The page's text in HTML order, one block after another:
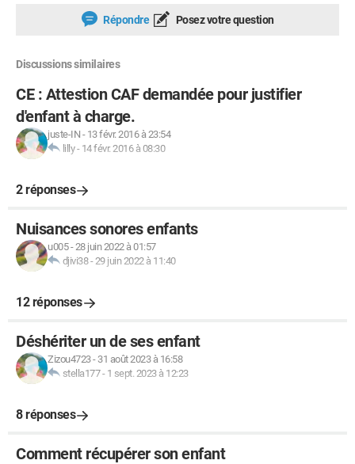
Répondre Posez votre question
Discussions similaires
CE : Attestion CAF demandée pour justifier
d'enfant à charge.
juste-IN - 13 févr. 2016 à 23:54
lilly- 14 févr. 2016 à 08:30
2 réponses
Nuisances sonores enfants
u005-28 juin 2022 à 01:57
djivi38-29 juin 2022 à 11:40
12 réponses
Déshériter un de ses enfant
Zizou4723- 31 août 2023 à 16:58
stella177- 1 sept. 2023 à 12:23
8 réponses
Comment récupérer son enfant